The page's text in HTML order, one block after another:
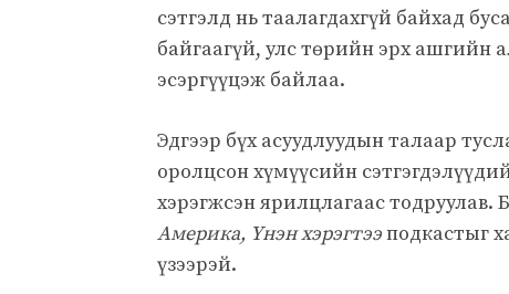
сэтгэлд нь таалагдахгүй байхад
байгаагүй, улс төрийн эрх ашгийн
эсэргүүцэж байлаа.
Эдгээр бүх асуудлуудын талаар
оролцсон хүмүүсийн
хэрэгжсэн ярилцлагаас
Америка, Үнэн хэрэгтээподкастыг
үзээрэй.